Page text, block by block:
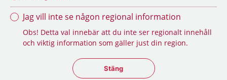
Jag vill inte se någon regional information
Obs! Detta val innebär att du inte ser regionalt innehåll
och viktig information som gäller just din region.
Stäng regionsväljaren
Stäng